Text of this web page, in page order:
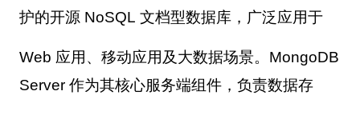
护的开源 NoSQL 文档型数据库，广泛应用于
Web 应用、移动应用及大数据场景。MongoDB
Server 作为其核心服务端组件，负责数据存